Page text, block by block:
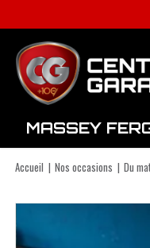
MASSEY
Accueil Nos occasions Du